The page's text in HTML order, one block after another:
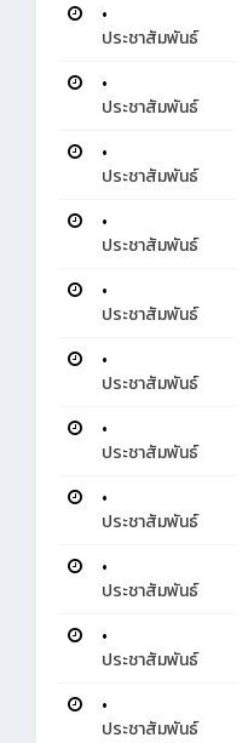
•
ประชาสัมพันธ์
•
ประชาสัมพันธ์
•
ประชาสัมพันธ์
•
ประชาสัมพันธ์
•
ประชาสัมพันธ์
•
ประชาสัมพันธ์
•
ประชาสัมพันธ์
•
ประชาสัมพันธ์
•
ประชาสัมพันธ์
•
ประชาสัมพันธ์
•
ประชาสัมพันธ์